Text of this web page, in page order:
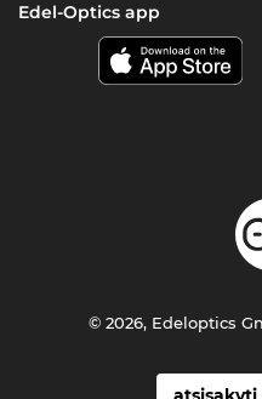
Edel-Optics app
© 2026, Edeloptics